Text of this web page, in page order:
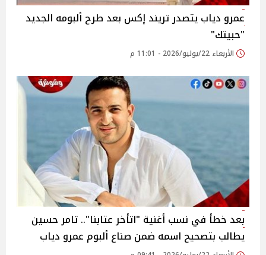
عمرو دياب يتصدر تريند إكس بعد طرح ألبومه الجديد
"حبيتك"
الأربعاء 22/يوليو/2026 - 11:01 م
بعد خطأ في نسب أغنية "اتأخر عتابنا".. تامر حسين
يطالب بتصحيح اسمه ضمن صناع ألبوم عمرو دياب